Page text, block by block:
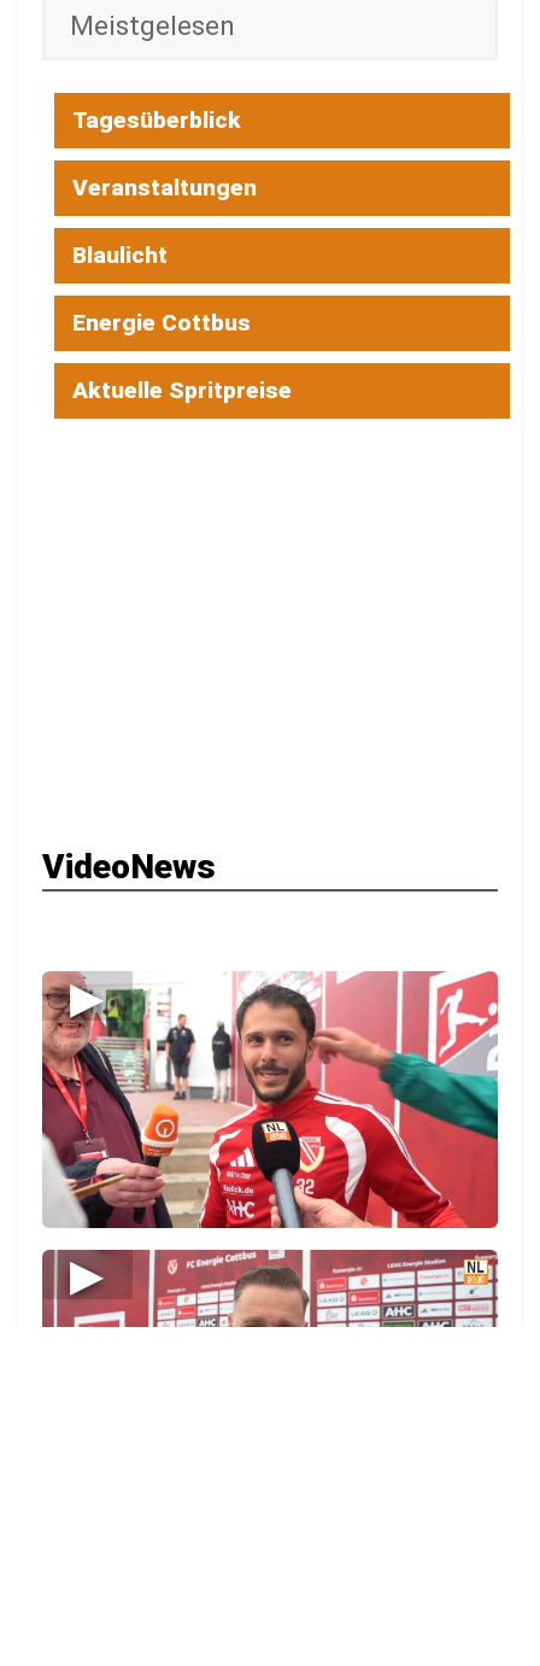
Meistgelesen
Tagesüberblick
Veranstaltungen
Blaulicht
Energie Cottbus
Aktuelle Spritpreise
VideoNews
▶
▶